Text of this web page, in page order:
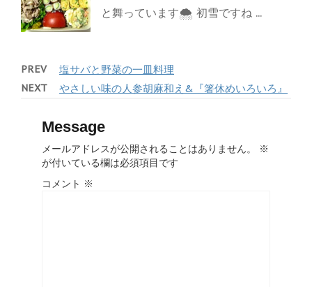
と舞っています🌨 初雪ですね ...
PREV 塩サバと野菜の一皿料理
NEXT やさしい味の人参胡麻和え&『箸休めいろいろ』
Message
メールアドレスが公開されることはありません。
※
が付いている欄は必須項目です
コメント ※